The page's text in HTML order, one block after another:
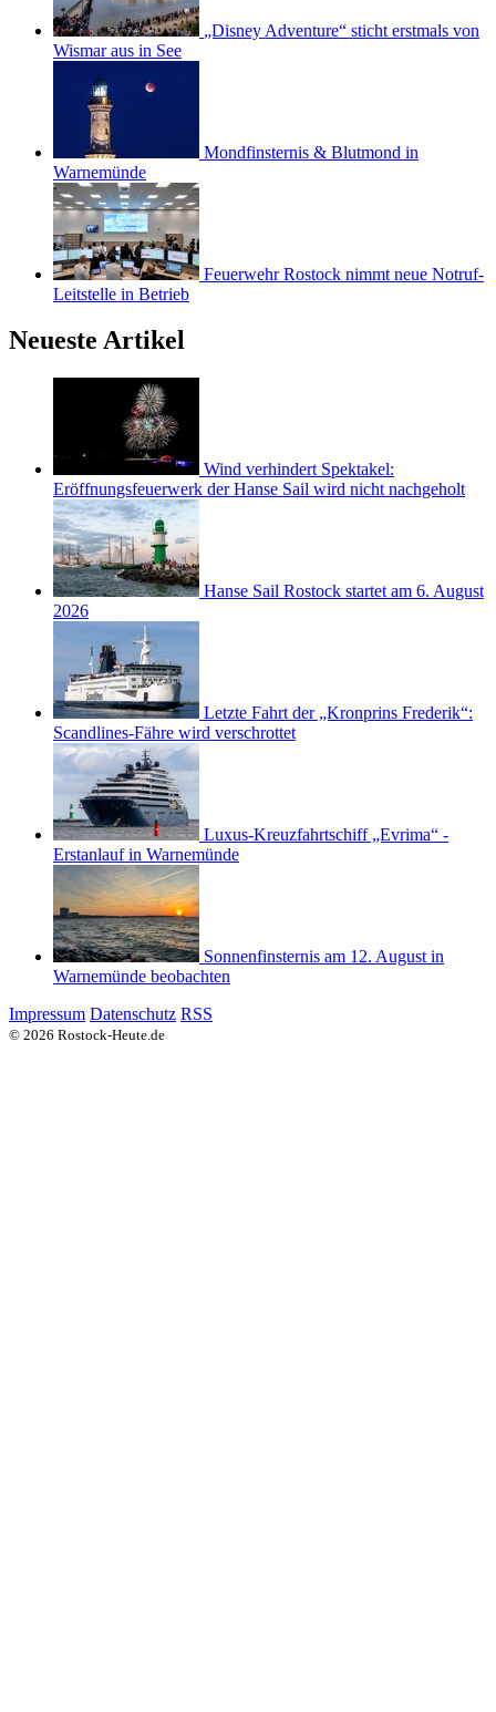
„Disney Adventure“ sticht erstmals von
Wismar aus in See
Mondfinsternis & Blutmond in
Warnemünde
Feuerwehr Rostock nimmt neue Notruf-
Leitstelle in Betrieb
Neueste Artikel
Wind verhindert Spektakel:
Eröffnungsfeuerwerk der Hanse Sail wird nicht nachgeholt
Hanse Sail Rostock startet am 6. August
2026
Letzte Fahrt der „Kronprins Frederik“:
Scandlines-Fähre wird verschrottet
Luxus-Kreuzfahrtschiff „Evrima“ -
Erstanlauf in Warnemünde
Sonnenfinsternis am 12. August in
Warnemünde beobachten
Impressum Datenschutz RSS
© 2026 Rostock-Heute.de